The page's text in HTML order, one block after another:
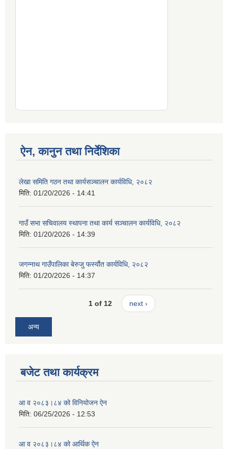
ऐन, कानुन तथा निर्देशिका
लेखा समिति गठन तथा कार्यसञ्चालन कार्यविधि, २०८२
मिति: 01/20/2026 - 14:41
गाउँ सभा सचिवालय स्थापना तथा कार्य सञ्चालन कार्यविधि, २०८२
मिति: 01/20/2026 - 14:39
जगन्नाथ गाउँपालिका बेरुजु फर्स्यौत कार्यविधि, २०८२
मिति: 01/20/2026 - 14:37
1 of 12 next ›
अन्य
बजेट तथा कार्यक्रम
आ व २०८३।८४ को विनियोजन ऐन
मिति: 06/25/2026 - 12:53
आ व २०८३।८४ को आर्थिक ऐन